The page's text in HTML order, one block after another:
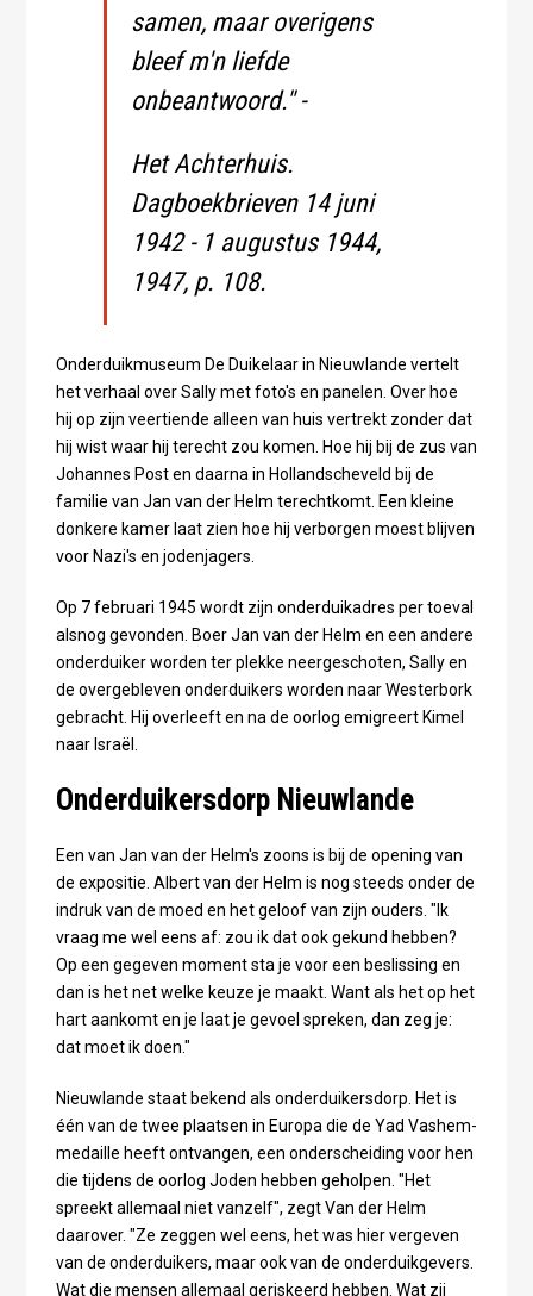
samen, maar overigens
bleef m'n liefde
onbeantwoord." -
Het Achterhuis.
Dagboekbrieven 14 juni
1942 - 1 augustus 1944,
1947, p. 108.
Onderduikmuseum De Duikelaar in Nieuwlande vertelt
het verhaal over Sally met foto's en panelen. Over hoe
hij op zijn veertiende alleen van huis vertrekt zonder dat
hij wist waar hij terecht zou komen. Hoe hij bij de zus van
Johannes Post en daarna in Hollandscheveld bij de
familie van Jan van der Helm terechtkomt. Een kleine
donkere kamer laat zien hoe hij verborgen moest blijven
voor Nazi's en jodenjagers.
Op 7 februari 1945 wordt zijn onderduikadres per toeval
alsnog gevonden. Boer Jan van der Helm en een andere
onderduiker worden ter plekke neergeschoten, Sally en
de overgebleven onderduikers worden naar Westerbork
gebracht. Hij overleeft en na de oorlog emigreert Kimel
naar Israël.
Onderduikersdorp Nieuwlande
Een van Jan van der Helm's zoons is bij de opening van
de expositie. Albert van der Helm is nog steeds onder de
indruk van de moed en het geloof van zijn ouders. "Ik
vraag me wel eens af: zou ik dat ook gekund hebben?
Op een gegeven moment sta je voor een beslissing en
dan is het net welke keuze je maakt. Want als het op het
hart aankomt en je laat je gevoel spreken, dan zeg je:
dat moet ik doen."
Nieuwlande staat bekend als onderduikersdorp. Het is
één van de twee plaatsen in Europa die de Yad Vashem-
medaille heeft ontvangen, een onderscheiding voor hen
die tijdens de oorlog Joden hebben geholpen. "Het
spreekt allemaal niet vanzelf", zegt Van der Helm
daarover. "Ze zeggen wel eens, het was hier vergeven
van de onderduikers, maar ook van de onderduikgevers.
Wat die mensen allemaal geriskeerd hebben. Wat zij